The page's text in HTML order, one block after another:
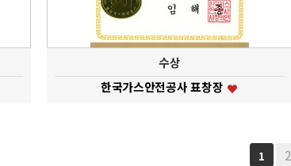
수상
한국가스안전공사 표창장
1 2